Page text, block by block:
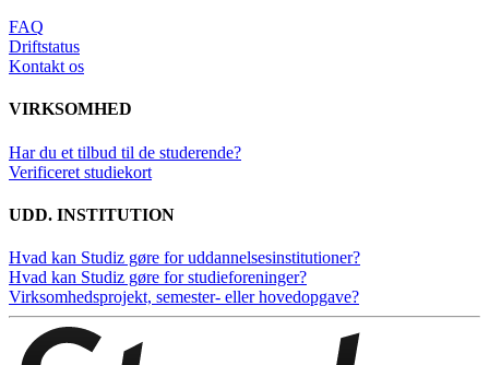
FAQ
Driftstatus
Kontakt os
VIRKSOMHED
Har du et tilbud til de studerende?
Verificeret studiekort
UDD. INSTITUTION
Hvad kan Studiz gøre for uddannelsesinstitutioner?
Hvad kan Studiz gøre for studieforeninger?
Virksomhedsprojekt, semester- eller hovedopgave?